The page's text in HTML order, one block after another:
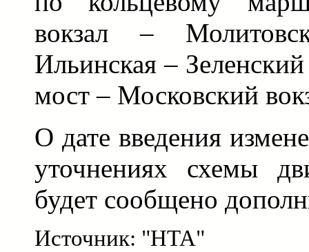
вокзал –
Ильинская –
мост – Московский
О дате введения
уточнениях схемы
будет сообщено
Источник: "НТА"